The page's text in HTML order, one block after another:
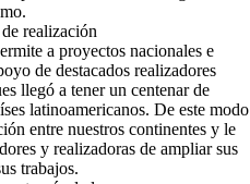
realización
a proyectos nacionales e
de destacados realizadores
llegó a tener un centenar de
latinoamericanos. De este modo
entre nuestros continentes y le
y realizadoras de ampliar sus
trabajos.